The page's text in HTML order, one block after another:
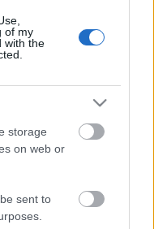
of my
with the
storage
on web or
sent to
év legvidámabb